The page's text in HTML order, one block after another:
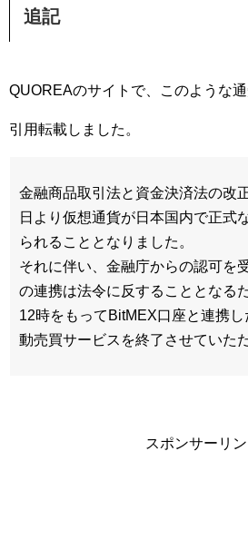
追記
QUOREAのサイトで、このような通
引用転載しました。
金融商品取引法と資金決済法の改
日より仮想通貨が日本国内で正式
られることとなりました。
それに伴い、金融庁からの認可を
の連携は法令に反することとなる
12時をもってBitMEX口座と連携
動売買サービスを終了させていた
スポンサーリ